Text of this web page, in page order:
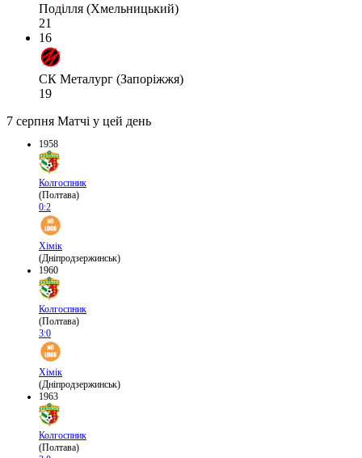
Поділля (Хмельницький)
21
16
СК Металург (Запоріжжя)
19
7 серпня Матчі у цей день
1958
Колгоспник
(Полтава)
0:2
Хімік
(Дніпродзержинськ)
1960
Колгоспник
(Полтава)
3:0
Хімік
(Дніпродзержинськ)
1963
Колгоспник
(Полтава)